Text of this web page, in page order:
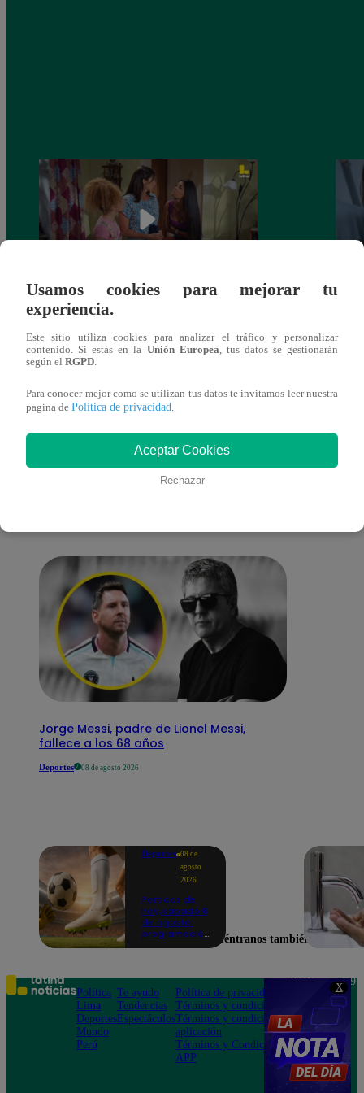
X
Valentina Valiente capítulo 44: Kathy y
Jenny atan cabos sobre la relación entre
Elsa y Wilfredo!
También te puede
Jorge Messi, padre de Lionel Messi,
fallece a los 68 años
Deportes 08 de agosto 2026
Deportes 08 de
agosto
2026
Partidos de
hoy, sábado 8
de agosto:
programación
Usamos cookies para mejorar tu
experiencia.
Este sitio utiliza cookies para analizar el tráfico y personalizar
contenido. Si estás en la Unión Europea, tus datos se gestionarán
según el RGPD.
Para conocer mejor como se utilizan tus datos te invitamos leer nuestra
pagina de Política de privacidad.
Aceptar Cookies
Rechazar
Encuéntranos también en
Política
Lima
Deportes
Mundo
Perú
Te ayudo
Tendencias
Espectáculos
Política de privacidad
Términos y condiciones
Términos y condiciones
aplicación
Términos y Condiciones
APP
Teléfono: 219
Av. San
Felipe 968
Jesús María